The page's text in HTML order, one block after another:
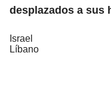
desplazados a sus
Israel
Líbano